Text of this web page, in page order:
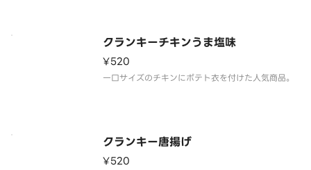
クランキーチキンうま塩味
¥520
一口サイズのチキンにポテト衣を付けた人気商品。
クランキー唐揚げ
¥520